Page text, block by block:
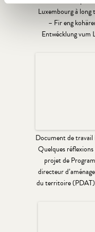
Luxembourg à long
– Fir eng
Entwécklung vum
Document de travail
Quelques
projet de
directeur
du territoire